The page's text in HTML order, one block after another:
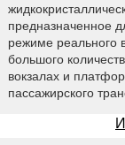
предназначенное
режиме реального
большого
вокзалах и
пассажирского